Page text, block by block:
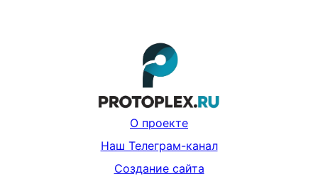
О проекте
Наш Телеграм-канал
Создание сайта